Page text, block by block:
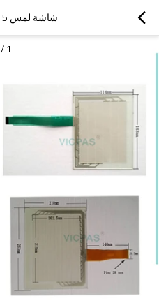
شاشة لمس UT2-IPPLP-15
1
/